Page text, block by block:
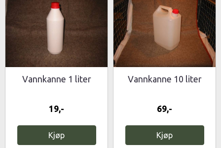
Vannkanne 1 liter
19,-
Kjøp
Vannkanne 10 liter
69,-
Kjøp